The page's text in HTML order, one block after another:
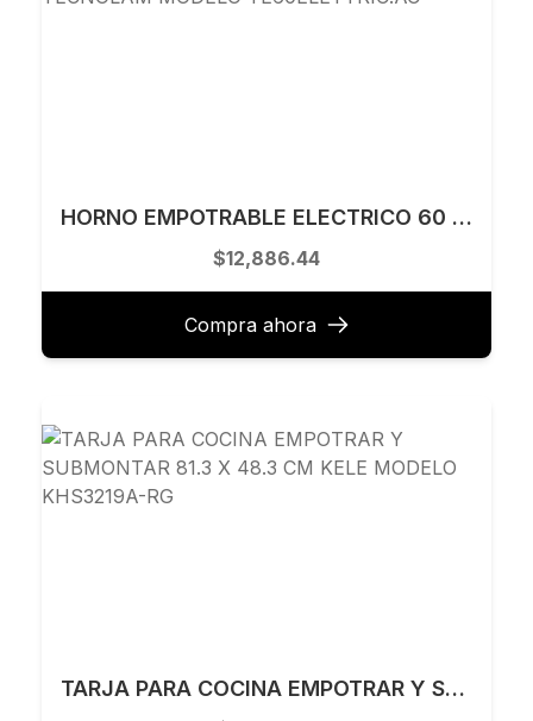
HORNO EMPOTRABLE ELECTRICO 60 CM TECNOLAM MODELO TE60ELETTRIC.AC
$12,886.44
Compra ahora
TARJA PARA COCINA EMPOTRAR Y SUBMONTAR 81.3 X 48.3 CM KELE MODELO KHS3219A-RG